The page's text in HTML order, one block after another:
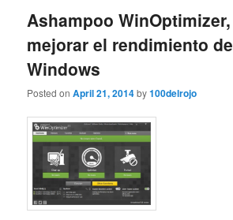
Ashampoo WinOptimizer,
mejorar el rendimiento de
Windows
Posted onApril 21, 2014by100delrojo